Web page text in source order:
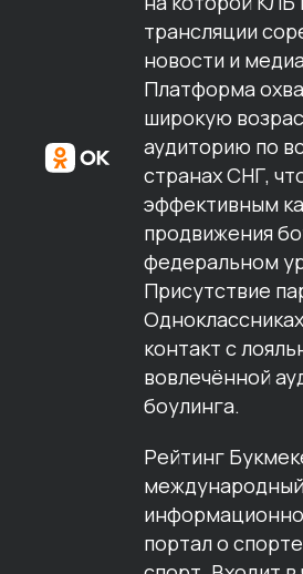
трансляции
новости и
Платформа
широкую
аудиторию по
странах СНГ,
эффективным
продвижения
федеральном
Присутствие
контакт с
вовлечённой
боулинга.
Рейтинг
международный
портал о